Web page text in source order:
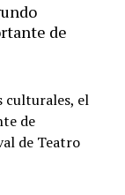
de
culturales, el
de
de Teatro